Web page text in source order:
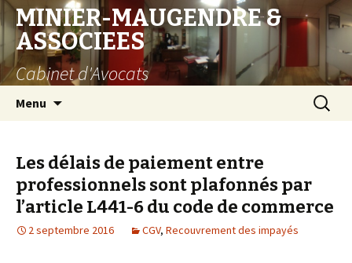
MINIER-MAUGENDRE &
ASSOCIEES
Cabinet d'Avocats
Menu
Les délais de paiement entre
professionnels sont plafonnés par
l’article L441-6 du code de commerce
2 septembre 2016 CGV, Recouvrement des impayés